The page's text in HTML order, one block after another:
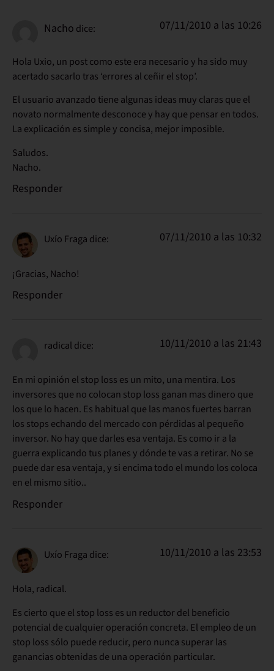
Nacho dice: 07/11/2010 a las 10:26
Hola Uxio, un post como este era necesario y ha sido muy
acertado sacarlo tras ‘errores al ceñir el stop’.
El usuario avanzado tiene algunas ideas muy claras que el
novato normalmente desconoce y hay que pensar en todos.
La explicación es simple y concisa, mejor imposible.
Saludos.
Nacho.
Responder
Uxío Fraga dice: 07/11/2010 a las 10:32
¡Gracias, Nacho!
Responder
radical dice: 10/11/2010 a las 21:43
En mi opinión el stop loss es un mito, una mentira. Los
inversores que no colocan stop loss ganan mas dinero que
los que lo hacen. Es habitual que las manos fuertes barran
los stops echando del mercado con pérdidas al pequeño
inversor. No hay que darles esa ventaja. Es como ir a la
guerra explicando tus planes y dónde te vas a retirar. No se
puede dar esa ventaja, y si encima todo el mundo los coloca
en el mismo sitio..
Responder
Uxío Fraga dice: 10/11/2010 a las 23:53
Hola, radical.
Es cierto que el stop loss es un reductor del beneficio
potencial de cualquier operación concreta. El empleo de un
stop loss sólo puede reducir, pero nunca superar las
ganancias obtenidas de una operación particular.